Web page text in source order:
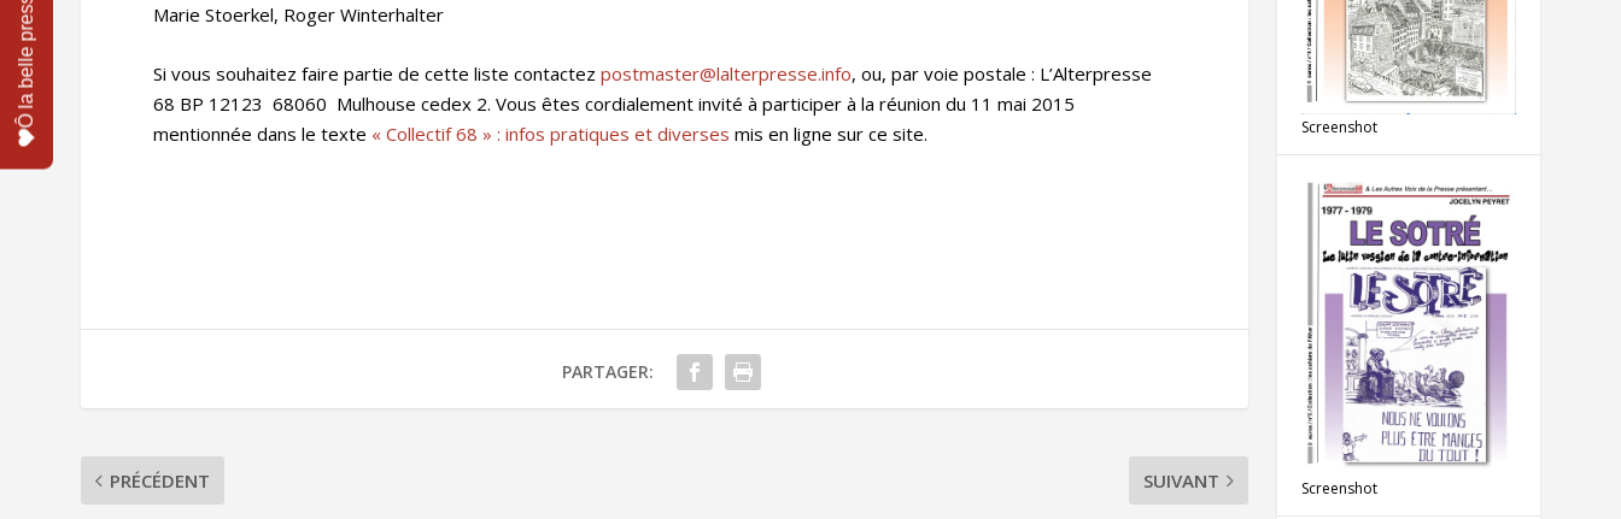
Marie Stoerkel, Roger Winterhalter
Si vous souhaitez faire partie de cette liste contactezpostmaster@lalterpresse.info, ou, par voie postale : L’Alterpresse
68 BP 12123 68060 Mulhouse cedex 2. Vous êtes cordialement invité à participer à la réunion du 11 mai 2015
mentionnée dans le texte « Collectif 68 » : infos pratiques et diverses mis en ligne sur ce site.
PARTAGER:
PRÉCÉDENT SUIVANT
Screenshot
Screenshot